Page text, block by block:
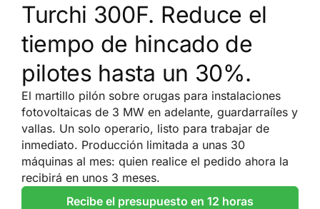
Turchi 300F. Reduce el
tiempo de hincado de
pilotes hasta un 30%.
El martillo pilón sobre orugas para instalaciones
fotovoltaicas de 3 MW en adelante, guardarraíles y
vallas. Un solo operario, listo para trabajar de
inmediato. Producción limitada a unas 30
máquinas al mes: quien realice el pedido ahora la
recibirá en unos 3 meses.
Recibe el presupuesto en 12 horas